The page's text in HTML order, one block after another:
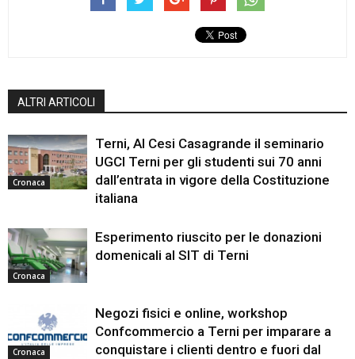
ALTRI ARTICOLI
Cronaca
Terni, Al Cesi Casagrande il seminario
UGCI Terni per gli studenti sui 70 anni
dall’entrata in vigore della Costituzione
italiana
Cronaca
Esperimento riuscito per le donazioni
domenicali al SIT di Terni
Cronaca
Negozi fisici e online, workshop
Confcommercio a Terni per imparare a
conquistare i clienti dentro e fuori dal